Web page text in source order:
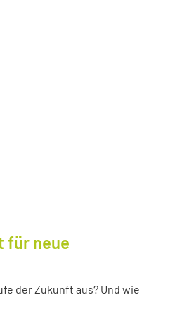
für neue
der Zukunft aus? Und wie